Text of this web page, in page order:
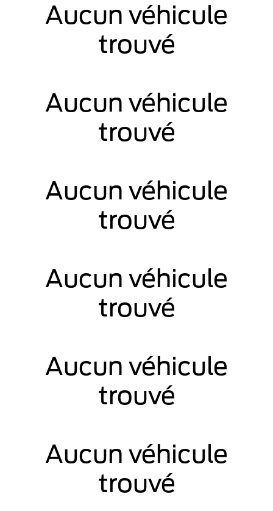
Aucun véhicule
trouvé
Aucun véhicule
trouvé
Aucun véhicule
trouvé
Aucun véhicule
trouvé
Aucun véhicule
trouvé
Aucun véhicule
trouvé